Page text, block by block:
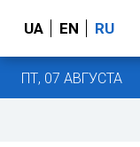
UA EN RU
ПТ, 07 АВГУСТА